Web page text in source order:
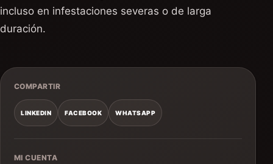
incluso en infestaciones severas o de larga
duración.
COMPARTIR
LINKEDIN FACEBOOK WHATSAPP
MI CUENTA